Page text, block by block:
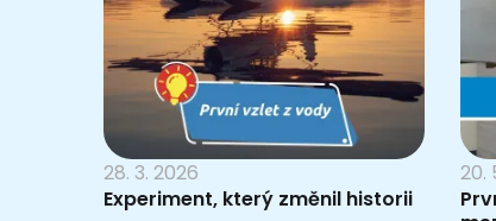
28. 3. 2026
Experiment, který změnil historii
20.